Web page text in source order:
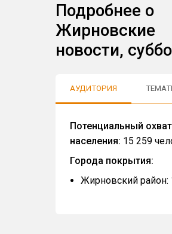
Подробнее о
Жирновские
новости,
АУДИТОРИЯ
Потенциальный охват
населения: 15 259
Города покрытия:
Жирновский район: